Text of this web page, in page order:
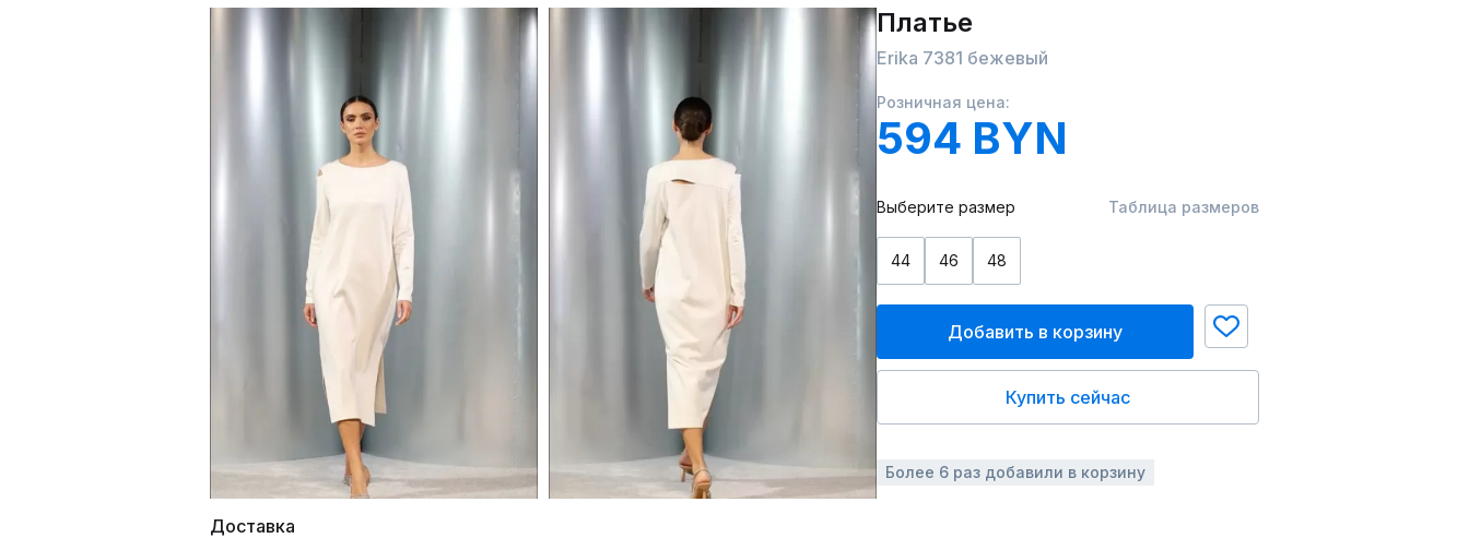
Доставка
Платье
Erika 7381 бежевый
Розничная цена:
594 BYN
Выберите размер Таблица размеров
44 46 48
Добавить в корзину
Купить сейчас
Более 6 раз добавили в корзину